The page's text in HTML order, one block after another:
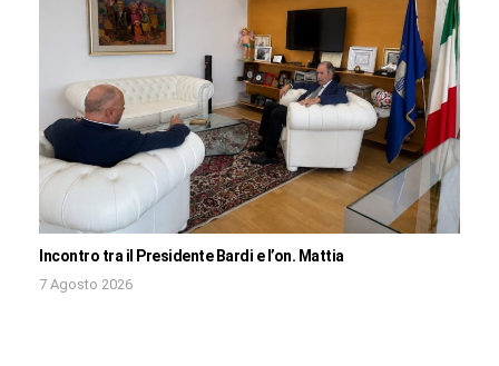
Incontro tra il Presidente Bardi e l’on. Mattia
7 Agosto 2026